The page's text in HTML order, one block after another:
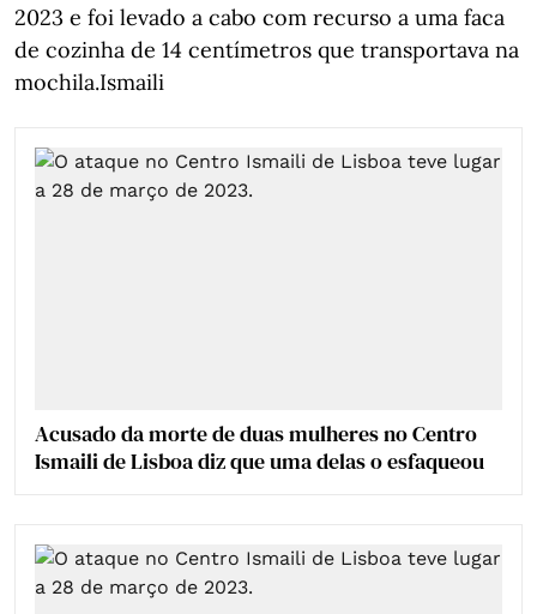
2023 e foi levado a cabo com recurso a uma faca
de cozinha de 14 centímetros que transportava na
mochila.Ismaili
Acusado da morte de duas mulheres no Centro
Ismaili de Lisboa diz que uma delas o esfaqueou